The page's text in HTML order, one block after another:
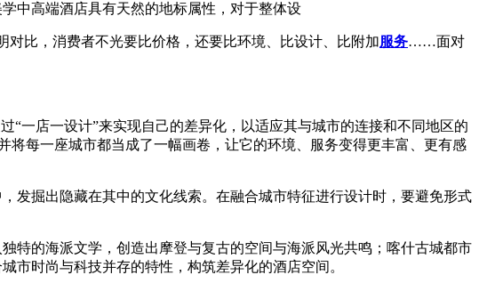
中高端酒店具有天然的地标属性，对于整体设
对比，消费者不光要比价格，还要比环境、比设计、比附加服务……面对
“一店一设计”来实现自己的差异化，以适应其与城市的连接和不同地区的
将每一座城市都当成了一幅画卷，让它的环境、服务变得更丰富、更有感
发掘出隐藏在其中的文化线索。在融合城市特征进行设计时，要避免形式
特的海派文学，创造出摩登与复古的空间与海派风光共鸣；喀什古城都市
市时尚与科技并存的特性，构筑差异化的酒店空间。